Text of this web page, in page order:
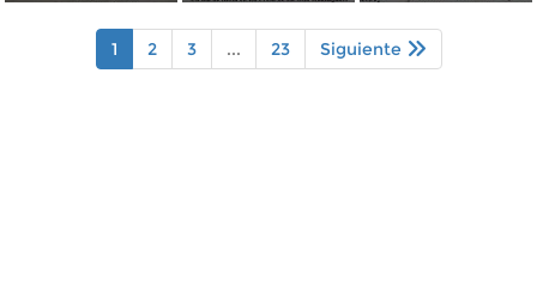
1 2 3 ... 23 Siguiente